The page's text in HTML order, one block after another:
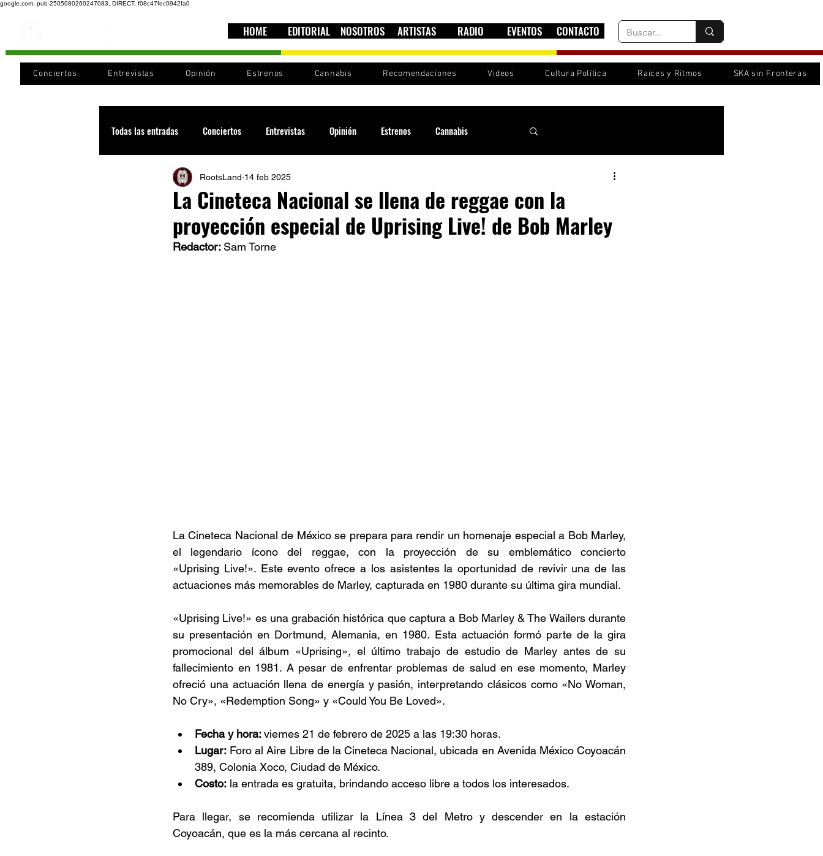
google.com, pub-2505080260247083, DIRECT, f08c47fec0942fa0
HOME EDITORIAL NOSOTROS ARTISTAS RADIO EVENTOS CONTACTO
Conciertos Entrevistas Opinión Estrenos Cannabis Recomendaciones Videos Cultura Política Raíces y Ritmos SKA sin Fronteras
Todas las entradas Conciertos Entrevistas Opinión Estrenos Cannabis
Recomendaciones Videos Cultura política
Cultura Cobertura Sound System Festivales Sesiones RootsLand
La Cineteca Nacional se llena de reggae con la
proyección especial de Uprising Live! de Bob Marley
RootsLand 14 feb 2025
Redactor: Sam Torne
La Cineteca Nacional de México se prepara para rendir un homenaje especial a Bob Marley,
el legendario ícono del reggae, con la proyección de su emblemático concierto
«Uprising Live!». Este evento ofrece a los asistentes la oportunidad de revivir una de las
actuaciones más memorables de Marley, capturada en 1980 durante su última gira mundial.
«Uprising Live!» es una grabación histórica que captura a Bob Marley & The Wailers durante
su presentación en Dortmund, Alemania, en 1980. Esta actuación formó parte de la gira
promocional del álbum «Uprising», el último trabajo de estudio de Marley antes de su
fallecimiento en 1981. A pesar de enfrentar problemas de salud en ese momento, Marley
ofreció una actuación llena de energía y pasión, interpretando clásicos como «No Woman,
No Cry», «Redemption Song» y «Could You Be Loved».
Fecha y hora: viernes 21 de febrero de 2025 a las 19:30 horas.
Lugar: Foro al Aire Libre de la Cineteca Nacional, ubicada en Avenida México Coyoacán
389, Colonia Xoco, Ciudad de México.
Costo: la entrada es gratuita, brindando acceso libre a todos los interesados.
Para llegar, se recomienda utilizar la Línea 3 del Metro y descender en la estación
Coyoacán, que es la más cercana al recinto.